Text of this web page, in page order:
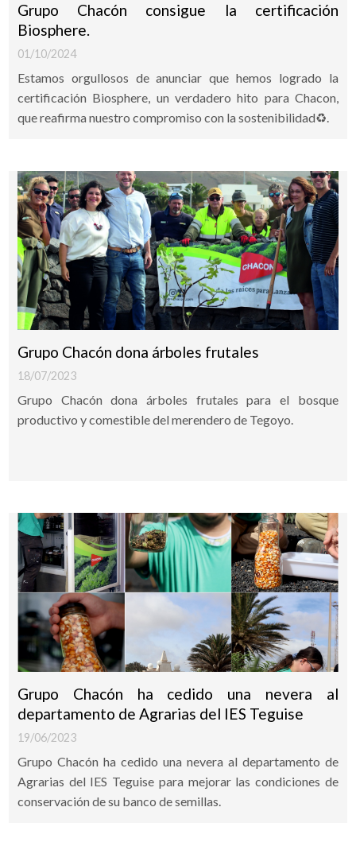
Grupo Chacón consigue la certificación
Biosphere.
01/10/2024
Estamos orgullosos de anunciar que hemos logrado la
certificación Biosphere, un verdadero hito para Chacon,
que reafirma nuestro compromiso con la sostenibilidad♻️.
Grupo Chacón dona árboles frutales
18/07/2023
Grupo Chacón dona árboles frutales para el bosque
productivo y comestible del merendero de Tegoyo.
Grupo Chacón ha cedido una nevera al
departamento de Agrarias del IES Teguise
19/06/2023
Grupo Chacón ha cedido una nevera al departamento de
Agrarias del IES Teguise para mejorar las condiciones de
conservación de su banco de semillas.